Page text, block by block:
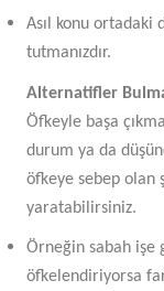
Asıl konu ortadaki
tutmanızdır.
Alternatifler
Öfkeyle başa
durum ya da
öfkeye sebep
yaratabilirsiniz.
Örneğin sabah işe
öfkelendiriyorsa